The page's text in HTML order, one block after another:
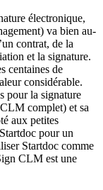
électronique,
va bien au-
contrat, de la
et la signature.
centaines de
considérable.
pour la signature
complet) et sa
aux petites
pour un
Startdoc comme
CLM est une